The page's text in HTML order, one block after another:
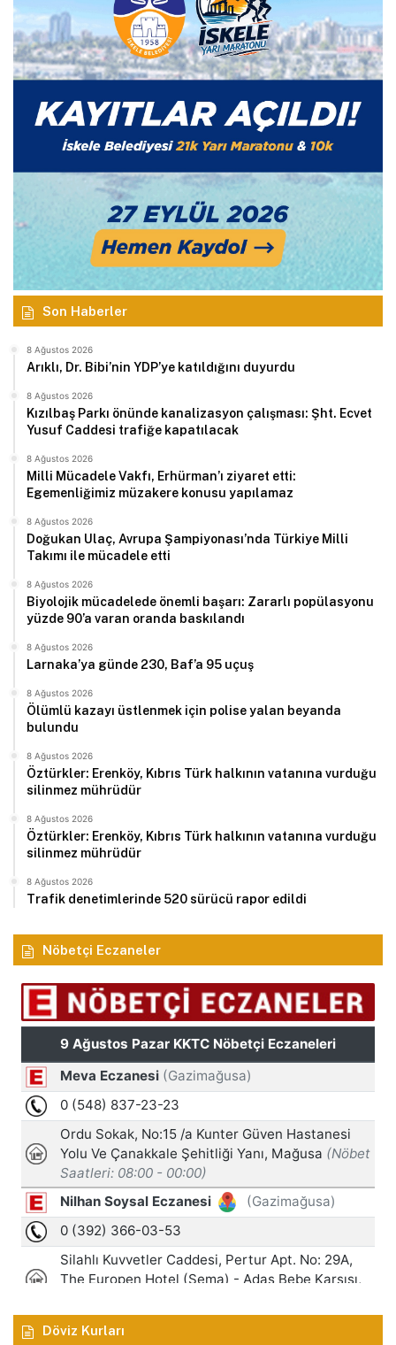
Son Haberler
8 Ağustos 2026
Arıklı, Dr. Bibi’nin YDP’ye katıldığını duyurdu
8 Ağustos 2026
Kızılbaş Parkı önünde kanalizasyon çalışması: Şht. Ecvet
Yusuf Caddesi trafiğe kapatılacak
8 Ağustos 2026
Milli Mücadele Vakfı, Erhürman’ı ziyaret etti:
Egemenliğimiz müzakere konusu yapılamaz
8 Ağustos 2026
Doğukan Ulaç, Avrupa Şampiyonası’nda Türkiye Milli
Takımı ile mücadele etti
8 Ağustos 2026
Biyolojik mücadelede önemli başarı: Zararlı popülasyonu
yüzde 90’a varan oranda baskılandı
8 Ağustos 2026
Larnaka’ya günde 230, Baf’a 95 uçuş
8 Ağustos 2026
Ölümlü kazayı üstlenmek için polise yalan beyanda
bulundu
8 Ağustos 2026
Öztürkler: Erenköy, Kıbrıs Türk halkının vatanına vurduğu
silinmez mührüdür
8 Ağustos 2026
Öztürkler: Erenköy, Kıbrıs Türk halkının vatanına vurduğu
silinmez mührüdür
8 Ağustos 2026
Trafik denetimlerinde 520 sürücü rapor edildi
Nöbetçi Eczaneler
Döviz Kurları